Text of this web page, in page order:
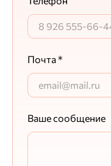
Почта *
Ваше сообщение